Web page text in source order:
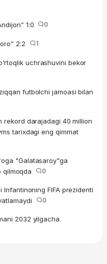
1:0 0
2:2 1
uchrashuvini bekor
futbolchi jamoasi bilan
rekord darajadagi 40 million
tarixdagi eng qimmat
"Galatasaroy"ga
qilmoqda
0
FIFA prezidenti
0
2032 yilgacha